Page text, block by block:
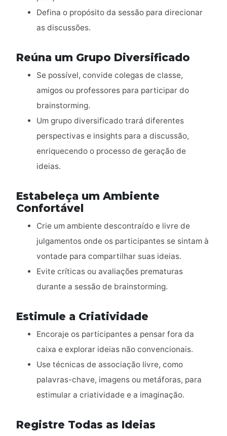
Defina o propósito da sessão para direcionar
as discussões.
Reúna um Grupo Diversificado
Se possível, convide colegas de classe,
amigos ou professores para participar do
brainstorming.
Um grupo diversificado trará diferentes
perspectivas e insights para a discussão,
enriquecendo o processo de geração de
ideias.
Estabeleça um Ambiente
Confortável
Crie um ambiente descontraído e livre de
julgamentos onde os participantes se sintam à
vontade para compartilhar suas ideias.
Evite críticas ou avaliações prematuras
durante a sessão de brainstorming.
Estimule a Criatividade
Encoraje os participantes a pensar fora da
caixa e explorar ideias não convencionais.
Use técnicas de associação livre, como
palavras-chave, imagens ou metáforas, para
estimular a criatividade e a imaginação.
Registre Todas as Ideias